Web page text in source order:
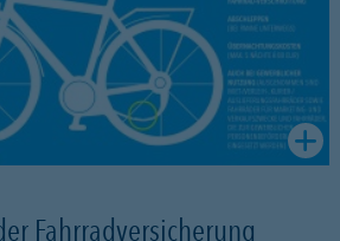
Fahrradversicherung